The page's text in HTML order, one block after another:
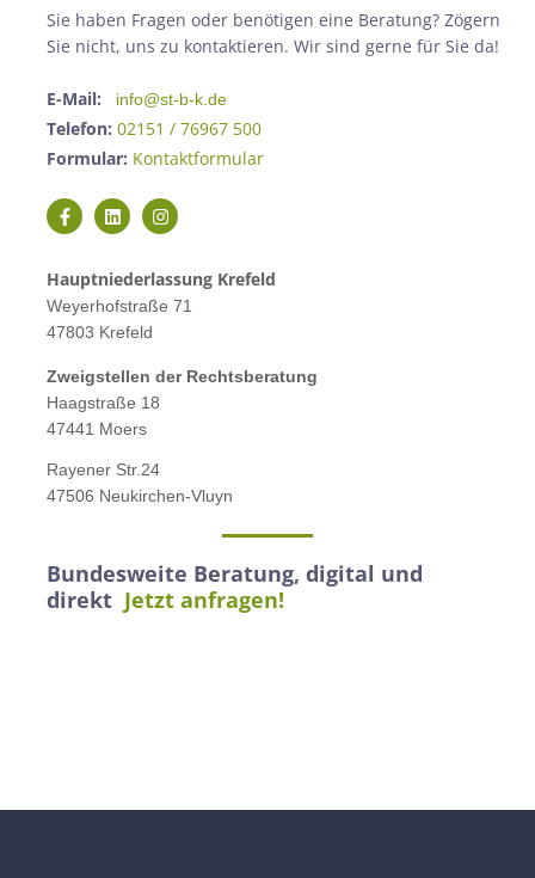
Sie haben Fragen oder benötigen eine Beratung? Zögern
Sie nicht, uns zu kontaktieren. Wir sind gerne für Sie da!
E-Mail: info@st-b-k.de
Telefon: 02151 / 76967 500
Formular: Kontaktformular
Hauptniederlassung Krefeld
Weyerhofstraße 71
47803 Krefeld
Zweigstellen der Rechtsberatung
Haagstraße 18
47441 Moers
Rayener Str.24
47506 Neukirchen-Vluyn
Bundesweite Beratung, digital und
direkt Jetzt anfragen!